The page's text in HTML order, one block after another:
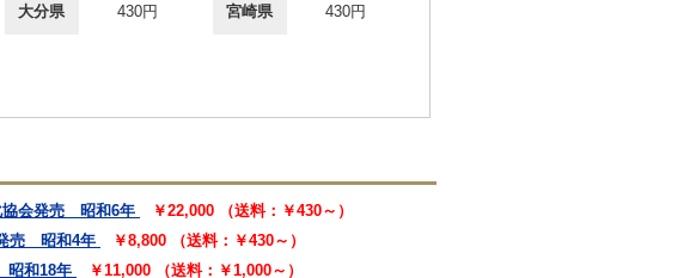
大分県 430円 宮崎県 430円
協会発売 昭和6年
￥22,000 （送料：￥430～）
売 昭和4年
￥8,800 （送料：￥430～）
昭和18年
￥11,000 （送料：￥1,000～）